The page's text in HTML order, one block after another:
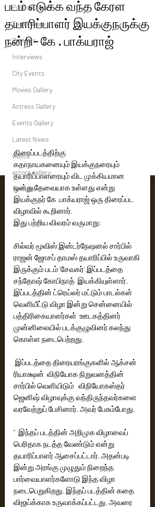
Political News
Tamil News
Reviews
Interviews
City Events
Movies Gallery
Actress Gallery
Events Gallery
Latest News
videos
actors gallery
Tv news
படம் எடுக்க வந்த கேரள
தயாரிப்பாளர் இயக்குநருக்கு
நன்றி- கே . பாக்யராஜ்
திரைப்படத்திற்கு
கதாநாயகனையும் இயக்குநரையும்
தயாரிப்பாளரையும் விட முக்கியமான
ஒன்று தேவையாக உள்ளது என்று
இயக்குநர் கே .பாக்யராஜ் ஒரு திரைப்பட
விழாவில் கூறினார்.
இது பற்றிய விவரம் வருமாறு:
சில்வர் மூவிஸ் இன்டர்நேஷனல் சார்பில்
ராஜன் ஜோசப் தாமஸ் தயாரிப்பில் உருவாகி
இருக்கும் படம் 'சேவகர்'.இப்படத்தை
சந்தோஷ் கோபிநாத்  இயக்கியுள்ளார்.
இப்படத்தின் ட்ரெய்லர் மட்டும் பாடல்கள்
வெளியீட்டு விழா இன்று சென்னையில்
பத்திரிகையாளர்கள்  ஊடகத்தினர்
முன்னிலையில் படக்குழுவினர் கலந்து
கொள்ள நடைபெற்றது.
ரியாக்ஷன்  விநியோக நிறுவனத்தின்
சார்பில் வெளியிடும்   விநியோகஸ்தர்
ஜெனிஷ் விழாவுக்கு வந்திருந்தவர்களை
வரவேற்றுப் பேசினார். அவர் பேசும்போது,
"  இந்தப் படத்தின் அறிமுக விழாவைப்
பெரிதாக நடத்த வேண்டும் என்று
தயாரிப்பாளர் ஆசைப்பட்டார். அதன்படி
இன்று அரங்கு முழுதும் நிறைந்த
பார்வையாளர்களோடு இந்த விழா
நடைபெறுகிறது. இந்தப் படத்தின் கதை
விஜய்க்காக உருவாக்கப்பட்டது. அவரை